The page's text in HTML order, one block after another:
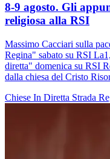
8-9 agosto. Gli
religiosa alla RSI
Massimo Cacciari sulla
Regina" sabato su RSI
diretta" domenica su RSI
dalla chiesa del Cristo
Chiese In Diretta Strada